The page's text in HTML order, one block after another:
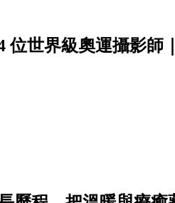
位世界級奧運攝影師